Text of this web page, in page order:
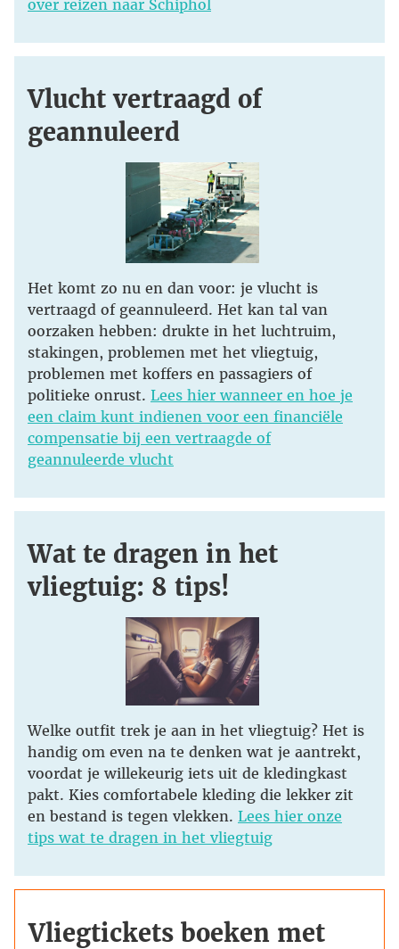
over reizen naar Schiphol
Vlucht vertraagd of
geannuleerd
Het komt zo nu en dan voor: je vlucht is
vertraagd of geannuleerd. Het kan tal van
oorzaken hebben: drukte in het luchtruim,
stakingen, problemen met het vliegtuig,
problemen met koffers en passagiers of
politieke onrust. Lees hier wanneer en hoe je
een claim kunt indienen voor een financiële
compensatie bij een vertraagde of
geannuleerde vlucht
Wat te dragen in het
vliegtuig: 8 tips!
Welke outfit trek je aan in het vliegtuig? Het is
handig om even na te denken wat je aantrekt,
voordat je willekeurig iets uit de kledingkast
pakt. Kies comfortabele kleding die lekker zit
en bestand is tegen vlekken. Lees hier onze
tips wat te dragen in het vliegtuig
Vliegtickets boeken met